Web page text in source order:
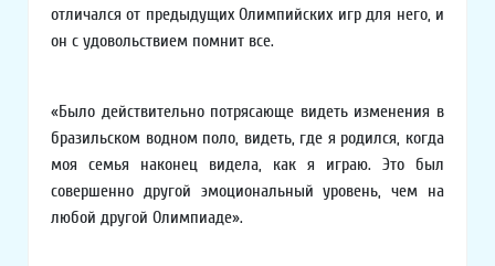
отличался от предыдущих Олимпийских игр для него, и
он с удовольствием помнит все.
«Было действительно потрясающе видеть изменения в
бразильском водном поло, видеть, где я родился, когда
моя семья наконец видела, как я играю. Это был
совершенно другой эмоциональный уровень, чем на
любой другой Олимпиаде».